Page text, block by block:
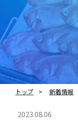
トップ 新着情報
2023.08.06